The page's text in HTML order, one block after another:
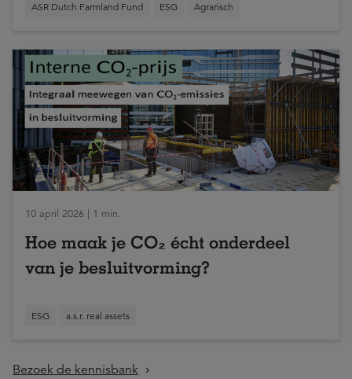
ASR Dutch Farmland Fund ESG Agrarisch
10 april 2026 | 1 min.
Hoe maak je CO₂ écht onderdeel
van je besluitvorming?
ESG a.s.r. real assets
Bezoek de kennisbank